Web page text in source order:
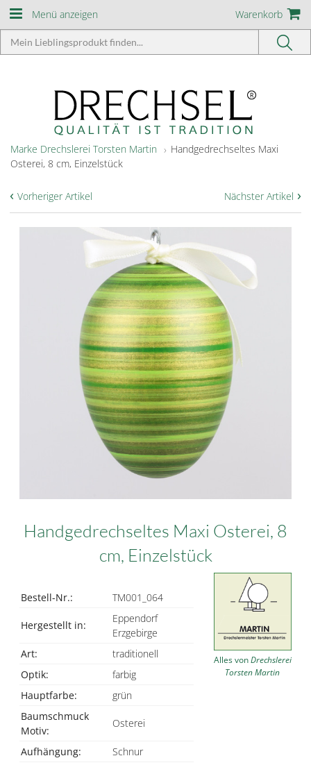
Menü anzeigen Warenkorb
Marke Drechslerei Torsten Martin
Handgedrechseltes Maxi
Osterei, 8 cm, Einzelstück
Nächster Artikel ›
‹ Vorheriger Artikel
Handgedrechseltes Maxi Osterei, 8
cm, Einzelstück
Bestell-Nr.: TM001_064
Hergestellt in:
Eppendorf
Erzgebirge
Art:
traditionell
Optik:
farbig
Hauptfarbe:
grün
Baumschmuck
Motiv:
Osterei
Aufhängung:
Schnur
Alles vonDrechslerei
Torsten Martin